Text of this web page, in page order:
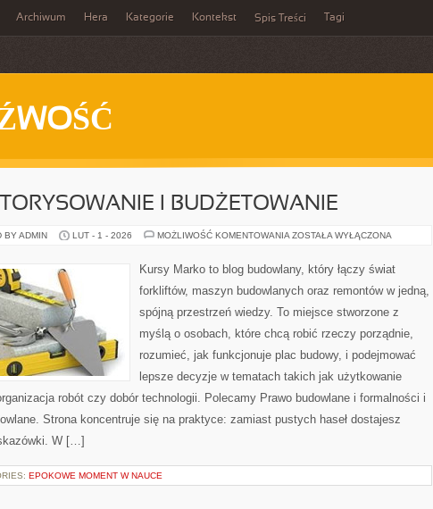
Archiwum Hera Kategorie Kontekst Spis Treści Tagi
I BUDŻETOWANIE
BY ADMIN LUT - 1 - 2026 MOŻLIWOŚĆ KOMENTOWANIA KOSZTORYSOWANIE
ZOSTAŁA WYŁĄCZONA
Kursy Marko to blog budowlany, który łączy świat
forkliftów, maszyn budowlanych oraz remontów w jedną,
spójną przestrzeń wiedzy. To miejsce stworzone z
myślą o osobach, które chcą robić rzeczy porządnie,
rozumieć, jak funkcjonuje plac budowy, i podejmować
lepsze decyzje w tematach takich jak użytkowanie
robót czy dobór technologii. Polecamy Prawo budowlane i formalności i
Strona koncentruje się na praktyce: zamiast pustych haseł dostajesz
W […]
EPOKOWE MOMENT W NAUCE